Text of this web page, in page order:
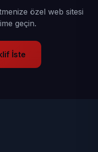
özel web sitesi
geçin.
İste